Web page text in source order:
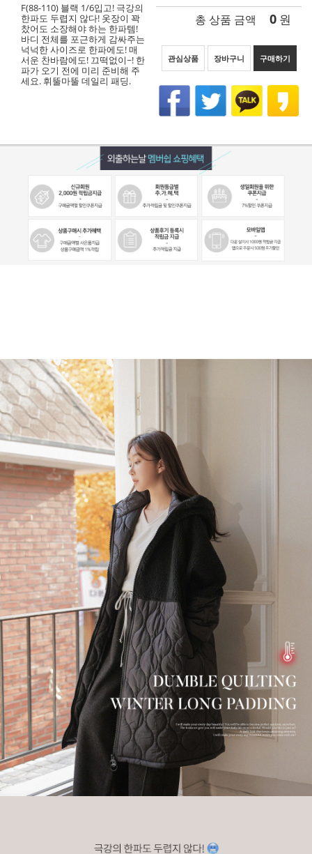
F(88-110) 블랙 1/6입고! 극강의
한파도 두렵지 않다! 옷장이 꽉
찼어도 소장해야 하는 한파템!
바디 전체를 포근하게 감싸주는
넉넉한 사이즈로 한파에도! 매
서운 찬바람에도! 끄떡없이~! 한
파가 오기 전에 미리 준비해 주
세요. 휘뚤마뚤 데일리 패딩.
총 상품 금액 0 원
관심상품 장바구니 구매하기